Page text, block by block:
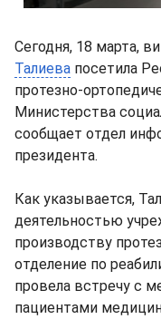
Сегодня, 18 марта,
Талиева посетила
протезно-
Министерства
сообщает отдел
президента.
Как указывается,
деятельностью
производству
отделение по
провела встречу с
пациентами